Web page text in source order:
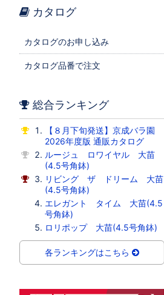
カタログ
カタログのお申し込み
カタログ品番で注文
総合ランキング
【８月下旬発送】京成バラ園
2026年度版 通販カタログ
ルージュ ロワイヤル 大苗
(4.5号角鉢)
リビング ザ ドリーム 大苗
(4.5号角鉢)
エレガント タイム 大苗(4.5
号角鉢)
ロリポップ 大苗(4.5号角鉢)
各ランキングはこちら